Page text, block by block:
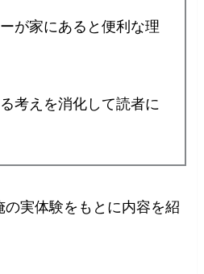
が家にあると便利な理
考えを消化して読者に
実体験をもとに内容を紹